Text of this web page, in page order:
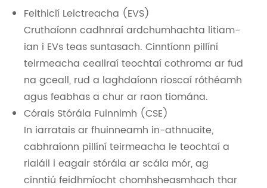
Feithiclí Leictreacha (EVS)
Cruthaíonn cadhnraí ardchumhachta litiam-
ian i EVs teas suntasach. Cinntíonn pillíní
teirmeacha ceallraí teochtaí cothroma ar fud
na gceall, rud a laghdaíonn rioscaí róthéamh
agus feabhas a chur ar raon tiomána.
Córais Stórála Fuinnimh (CSE)
In iarratais ar fhuinneamh in-athnuaite,
cabhraíonn pillíní teirmeacha le teochtaí a
rialáil i eagair stórála ar scála mór, ag
cinntiú feidhmíocht chomhsheasmhach thar